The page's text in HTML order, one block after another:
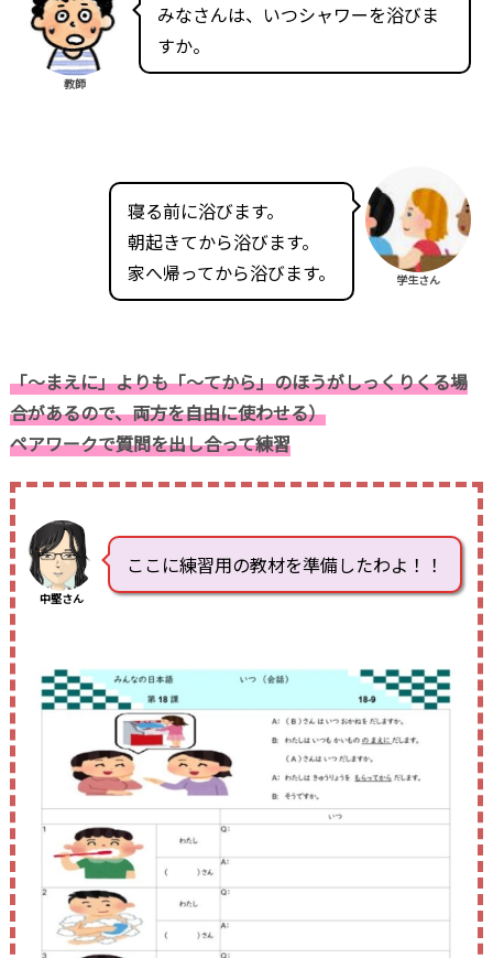
教師
みなさんは、いつシャワーを浴びま
すか。
寝る前に浴びます。
朝起きてから浴びます。
家へ帰ってから浴びます。
学生さん
「～まえに」よりも「～てから」のほうがしっくりくる場
合があるので、両方を自由に使わせる）
ペアワークで質問を出し合って練習
中堅さん
ここに練習用の教材を準備したわよ！！